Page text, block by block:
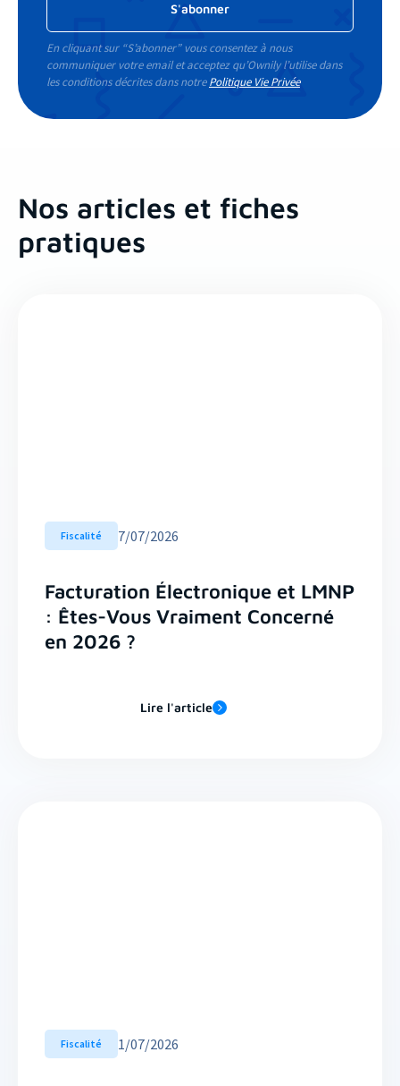
En cliquant sur “S’abonner” vous consentez à nous
communiquer votre email et acceptez qu’Ownily l’utilise dans
les conditions décrites dans notrePolitique Vie Privée
Nos articles et fiches
pratiques
Fiscalité 7/07/2026
Facturation Électronique et LMNP
: Êtes-Vous Vraiment Concerné
en 2026 ?
Lire l'article
Fiscalité 1/07/2026